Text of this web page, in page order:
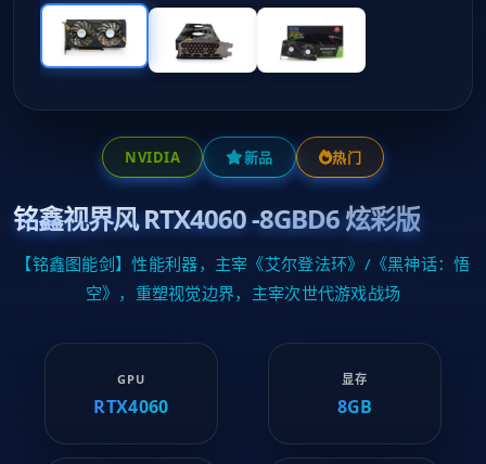
NVIDIA 新品 热门
铭鑫视界风 RTX4060 -8GBD6 炫彩版
【铭鑫图能剑】性能利器，主宰《艾尔登法环》/《黑神话：悟
空》，重塑视觉边界，主宰次世代游戏战场
GPU
RTX4060
显存
8GB